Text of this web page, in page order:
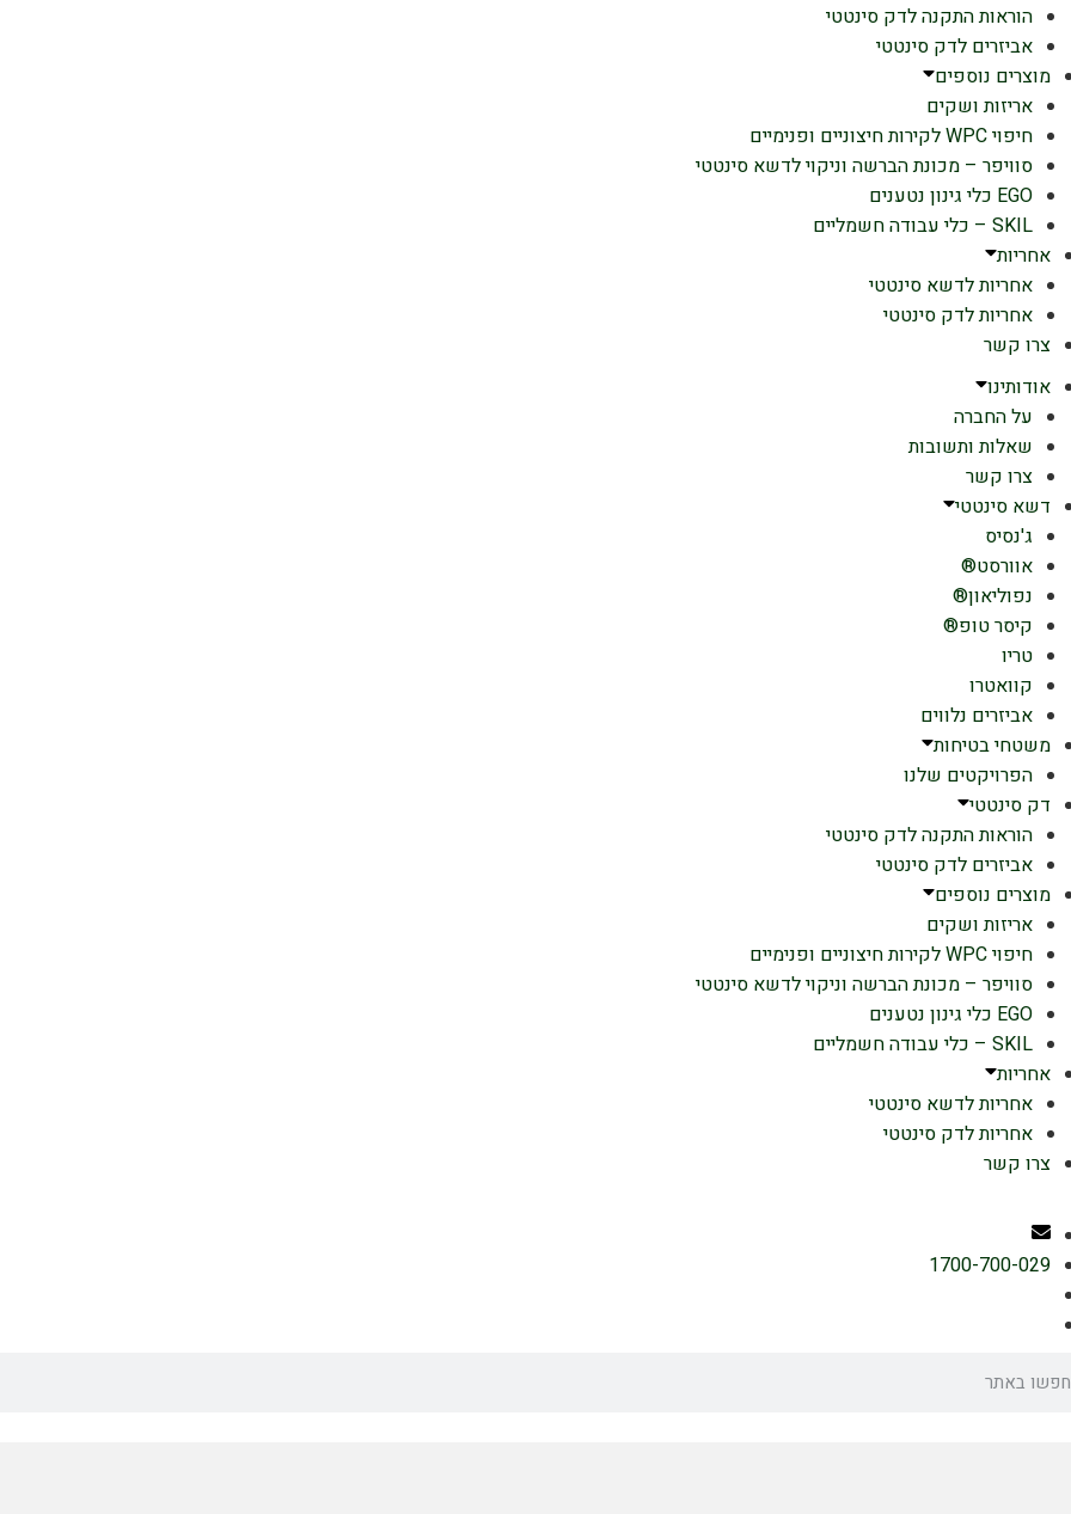
הוראות התקנה לדק סינטטי
אביזרים לדק סינטטי
מוצרים נוספים
אריזות ושקים
חיפוי WPC לקירות חיצוניים ופנימיים
סוויפר – מכונת הברשה וניקוי לדשא סינטטי
EGO כלי גינון נטענים
SKIL – כלי עבודה חשמליים
אחריות
אחריות לדשא סינטטי
אחריות לדק סינטטי
צרו קשר
אודותינו
על החברה
שאלות ותשובות
צרו קשר
דשא סינטטי
ג'נסיס
אוורסט®
נפוליאון®
קיסר טופ®
טריו
קוואטרו
אביזרים נלווים
משטחי בטיחות
הפרויקטים שלנו
דק סינטטי
הוראות התקנה לדק סינטטי
אביזרים לדק סינטטי
מוצרים נוספים
אריזות ושקים
חיפוי WPC לקירות חיצוניים ופנימיים
סוויפר – מכונת הברשה וניקוי לדשא סינטטי
EGO כלי גינון נטענים
SKIL – כלי עבודה חשמליים
אחריות
אחריות לדשא סינטטי
אחריות לדק סינטטי
צרו קשר
1700-700-029